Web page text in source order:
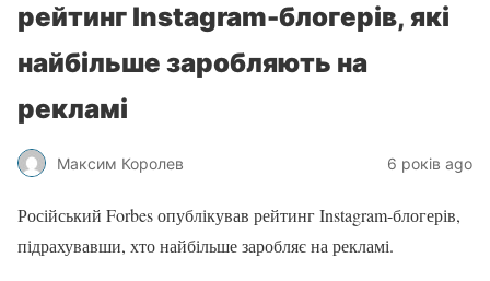
рейтинг Instagram-блогерів, які
найбільше заробляють на
рекламі
Максим Королев 6 років ago
Російський Forbes опублікував рейтинг Instagram-блогерів,
підрахувавши, хто найбільше заробляє на рекламі.